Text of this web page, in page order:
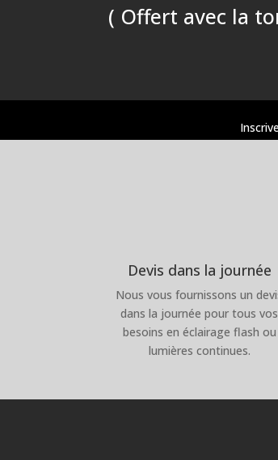
( Offert avec la
Devis dans la journée
Nous vous fournissons un
dans la journée pour tous vos
besoins en éclairage flash ou
lumières continues.